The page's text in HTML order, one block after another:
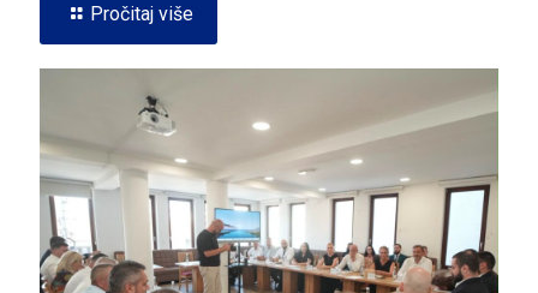
Pročitaj više